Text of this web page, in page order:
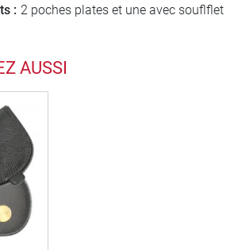
: 2 poches plates et une avec souflflet
AUSSI